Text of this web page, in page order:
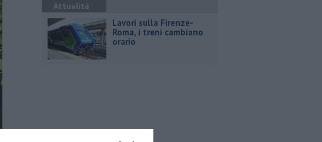
Attualità
Lavori sulla Firenze-
Roma, i treni cambiano
orario